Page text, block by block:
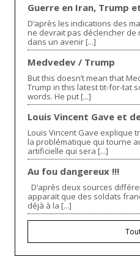
Guerre en Iran, Trump
D’après les indications des
ne devrait pas déclencher de
dans un avenir [...]
Medvedev / Trump
But this doesn’t mean that
Trump in this latest tit-for-tat
words. He put [...]
Louis Vincent Gave et
Louis Vincent Gave explique
la problématique qui tourne
artificielle qui sera [...]
Au fou dangereux !!!
D’après deux sources
apparait que des soldats
déjà à la [...]